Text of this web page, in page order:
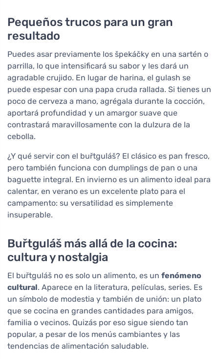
Pequeños trucos para un gran
resultado
Puedes asar previamente los špekáčky en una sartén o
parrilla, lo que intensificará su sabor y les dará un
agradable crujido. En lugar de harina, el gulash se
puede espesar con una papa cruda rallada. Si tienes un
poco de cerveza a mano, agrégala durante la cocción,
aportará profundidad y un amargor suave que
contrastará maravillosamente con la dulzura de la
cebolla.
¿Y qué servir con el buřtguláš? El clásico es pan fresco,
pero también funciona con dumplings de pan o una
baguette integral. En invierno es un alimento ideal para
calentar, en verano es un excelente plato para el
campamento: su versatilidad es simplemente
insuperable.
Buřtguláš más allá de la cocina:
cultura y nostalgia
El buřtguláš no es solo un alimento, es un fenómeno
cultural. Aparece en la literatura, películas, series. Es
un símbolo de modestia y también de unión: un plato
que se cocina en grandes cantidades para amigos,
familia o vecinos. Quizás por eso sigue siendo tan
popular, a pesar de los menús cambiantes y las
tendencias de alimentación saludable.